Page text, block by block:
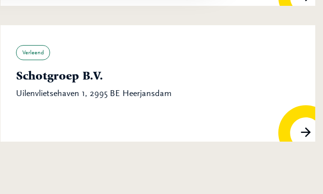
Verleend
Schotgroep B.V.
Uilenvlietsehaven 1, 2995 BE Heerjansdam